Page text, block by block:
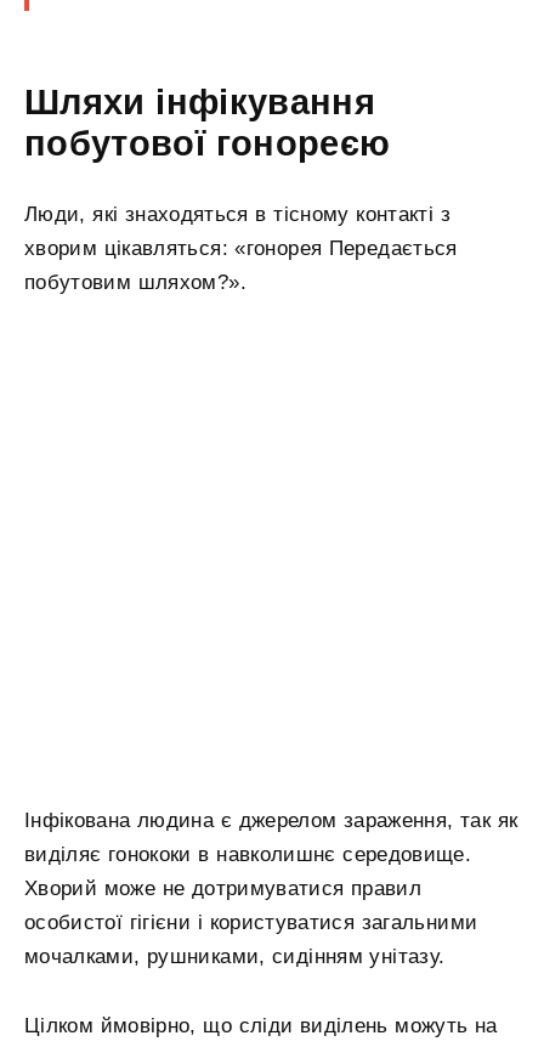
Шляхи інфікування
побутової гонореєю
Люди, які знаходяться в тісному контакті з
хворим цікавляться: «гонорея Передається
побутовим шляхом?».
Інфікована людина є джерелом зараження, так як
виділяє гонококи в навколишнє середовище.
Хворий може не дотримуватися правил
особистої гігієни і користуватися загальними
мочалками, рушниками, сидінням унітазу.
Цілком ймовірно, що сліди виділень можуть на